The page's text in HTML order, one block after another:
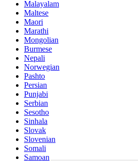
Malayalam
Maltese
Maori
Marathi
Mongolian
Burmese
Nepali
Norwegian
Pashto
Persian
Punjabi
Serbian
Sesotho
Sinhala
Slovak
Slovenian
Somali
Samoan